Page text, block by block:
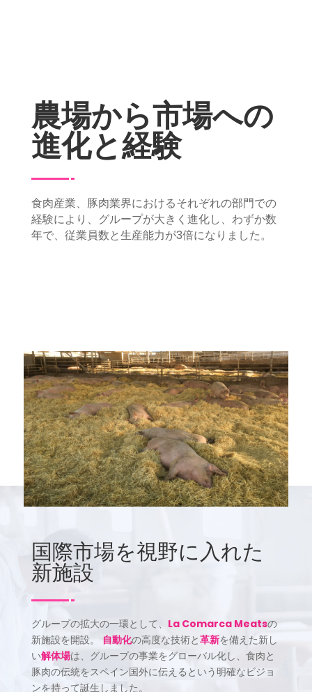
農場から市場への
進化と経験
食肉産業、豚肉業界におけるそれぞれの部門での
経験により、グループが大きく進化し、わずか数
年で、従業員数と生産能力が3倍になりました。
国際市場を視野に入れた
新施設
グループの拡大の一環として、 La Comarca Meatsの
新施設を開設。
自動化の高度な技術と革新を備えた新し
い解体場は、グループの事業をグローバル化し、食肉と
豚肉の伝統をスペイン国外に伝えるという明確なビジョ
ンを持って誕生しました。